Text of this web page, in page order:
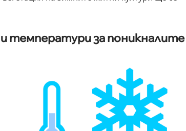
температури за поникналите